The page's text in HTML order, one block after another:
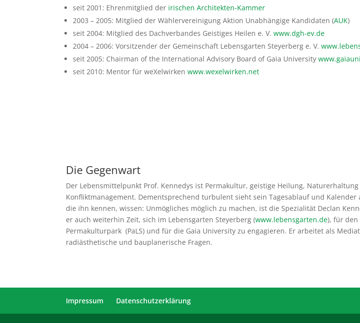
seit 2001: Ehrenmitglied der irischen Architekten-Kammer
2003 – 2005: Mitglied der Wählervereinigung Aktion Unabhängige Kandidaten (AUK)
seit 2004: Mitglied des Dachverbandes Geistiges Heilen e. V.www.dgh-ev.de
2004 – 2006: Vorsitzender der Gemeinschaft Lebensgarten Steyerberg e. V.
seit 2005: Chairman of the International Advisory Board of Gaia University
seit 2010: Mentor für weXelwirkenwww.wexelwirken.net
Die Gegenwart
Der Lebensmittelpunkt Prof. Kennedys ist Permakultur, geistige Heilung,
Konfliktmanagement. Dementsprechend turbulent sieht sein Tagesablauf und Kalender
die ihn kennen, wissen: Unmögliches möglich zu machen, ist die Spezialität Declan
er auch weiterhin Zeit, sich im Lebensgarten Steyerberg (www.lebensgarten.de), für den
Permakulturpark (PaLS) und für die Gaia University zu engagieren. Er arbeitet als
radiästhetische und bauplanerische Fragen.
Impressum Datenschutzerklärung